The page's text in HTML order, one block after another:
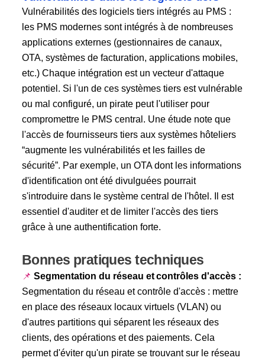
Vulnérabilités des logiciels tiers intégrés au PMS :
les PMS modernes sont intégrés à de nombreuses
applications externes (gestionnaires de canaux,
OTA, systèmes de facturation, applications mobiles,
etc.) Chaque intégration est un vecteur d'attaque
potentiel. Si l'un de ces systèmes tiers est vulnérable
ou mal configuré, un pirate peut l'utiliser pour
compromettre le PMS central. Une étude note que
l'accès de fournisseurs tiers aux systèmes hôteliers
“augmente les vulnérabilités et les failles de
sécurité”. Par exemple, un OTA dont les informations
d'identification ont été divulguées pourrait
s'introduire dans le système central de l'hôtel. Il est
essentiel d'auditer et de limiter l'accès des tiers
grâce à une authentification forte.
Bonnes pratiques techniques
📌 Segmentation du réseau et contrôles d'accès :
Segmentation du réseau et contrôle d'accès : mettre
en place des réseaux locaux virtuels (VLAN) ou
d'autres partitions qui séparent les réseaux des
clients, des opérations et des paiements. Cela
permet d'éviter qu'un pirate se trouvant sur le réseau